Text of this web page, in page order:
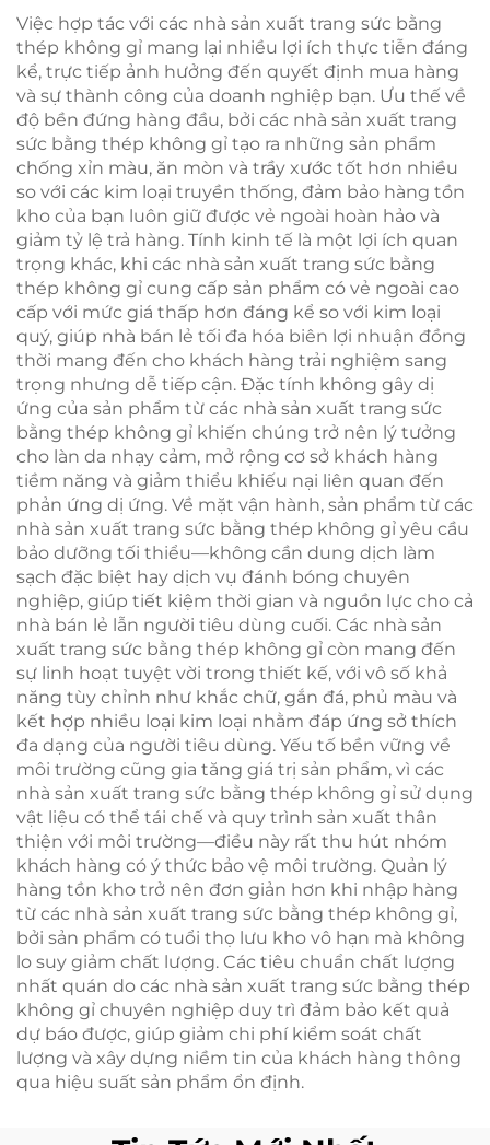
Việc hợp tác với các nhà sản xuất trang sức bằng
thép không gỉ mang lại nhiều lợi ích thực tiễn đáng
kể, trực tiếp ảnh hưởng đến quyết định mua hàng
và sự thành công của doanh nghiệp bạn. Ưu thế về
độ bền đứng hàng đầu, bởi các nhà sản xuất trang
sức bằng thép không gỉ tạo ra những sản phẩm
chống xỉn màu, ăn mòn và trầy xước tốt hơn nhiều
so với các kim loại truyền thống, đảm bảo hàng tồn
kho của bạn luôn giữ được vẻ ngoài hoàn hảo và
giảm tỷ lệ trả hàng. Tính kinh tế là một lợi ích quan
trọng khác, khi các nhà sản xuất trang sức bằng
thép không gỉ cung cấp sản phẩm có vẻ ngoài cao
cấp với mức giá thấp hơn đáng kể so với kim loại
quý, giúp nhà bán lẻ tối đa hóa biên lợi nhuận đồng
thời mang đến cho khách hàng trải nghiệm sang
trọng nhưng dễ tiếp cận. Đặc tính không gây dị
ứng của sản phẩm từ các nhà sản xuất trang sức
bằng thép không gỉ khiến chúng trở nên lý tưởng
cho làn da nhạy cảm, mở rộng cơ sở khách hàng
tiềm năng và giảm thiểu khiếu nại liên quan đến
phản ứng dị ứng. Về mặt vận hành, sản phẩm từ các
nhà sản xuất trang sức bằng thép không gỉ yêu cầu
bảo dưỡng tối thiểu—không cần dung dịch làm
sạch đặc biệt hay dịch vụ đánh bóng chuyên
nghiệp, giúp tiết kiệm thời gian và nguồn lực cho cả
nhà bán lẻ lẫn người tiêu dùng cuối. Các nhà sản
xuất trang sức bằng thép không gỉ còn mang đến
sự linh hoạt tuyệt vời trong thiết kế, với vô số khả
năng tùy chỉnh như khắc chữ, gắn đá, phủ màu và
kết hợp nhiều loại kim loại nhằm đáp ứng sở thích
đa dạng của người tiêu dùng. Yếu tố bền vững về
môi trường cũng gia tăng giá trị sản phẩm, vì các
nhà sản xuất trang sức bằng thép không gỉ sử dụng
vật liệu có thể tái chế và quy trình sản xuất thân
thiện với môi trường—điều này rất thu hút nhóm
khách hàng có ý thức bảo vệ môi trường. Quản lý
hàng tồn kho trở nên đơn giản hơn khi nhập hàng
từ các nhà sản xuất trang sức bằng thép không gỉ,
bởi sản phẩm có tuổi thọ lưu kho vô hạn mà không
lo suy giảm chất lượng. Các tiêu chuẩn chất lượng
nhất quán do các nhà sản xuất trang sức bằng thép
không gỉ chuyên nghiệp duy trì đảm bảo kết quả
dự báo được, giúp giảm chi phí kiểm soát chất
lượng và xây dựng niềm tin của khách hàng thông
qua hiệu suất sản phẩm ổn định.